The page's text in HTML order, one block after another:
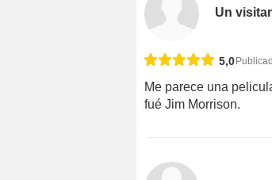
Un
5,0
Me parece una
fué Jim Morrison.